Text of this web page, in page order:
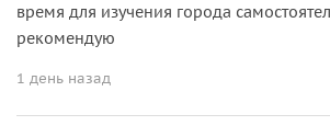
время для изучения города
рекомендую
1 день назад